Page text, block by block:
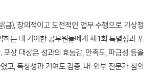
금), 창의적이고 도전적인 업무 수행으로 기상청
하는 데 기여한 공무원들에게 제1회 특별성과 포
포상 대상은 성과의 효능감, 만족도, 파급성 등을
고, 독창성과 기여도 검증, 내·외부 전문가 심의